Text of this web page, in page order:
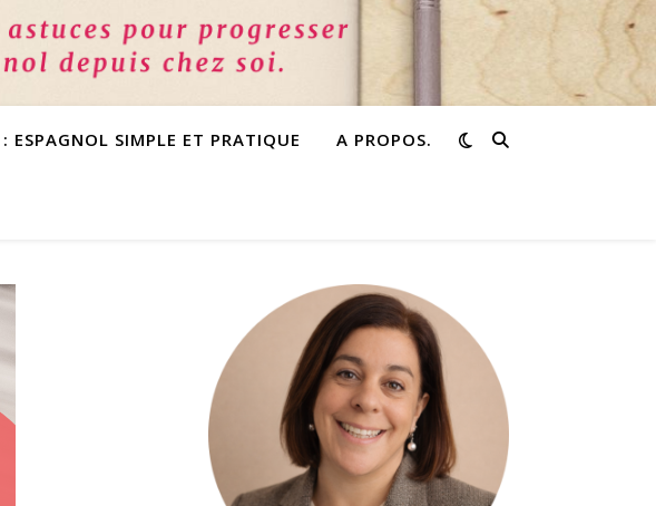
: ESPAGNOL SIMPLE ET PRATIQUE A PROPOS.